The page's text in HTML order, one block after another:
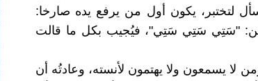
لتختبر، يكون أول من يرفع يده صارخا:
"سَتِي سَتِي سَتِي"، فيُجيب بكل ما قالت
لا يسمعون ولا يهتمون لأنسته، وعادتُه أن